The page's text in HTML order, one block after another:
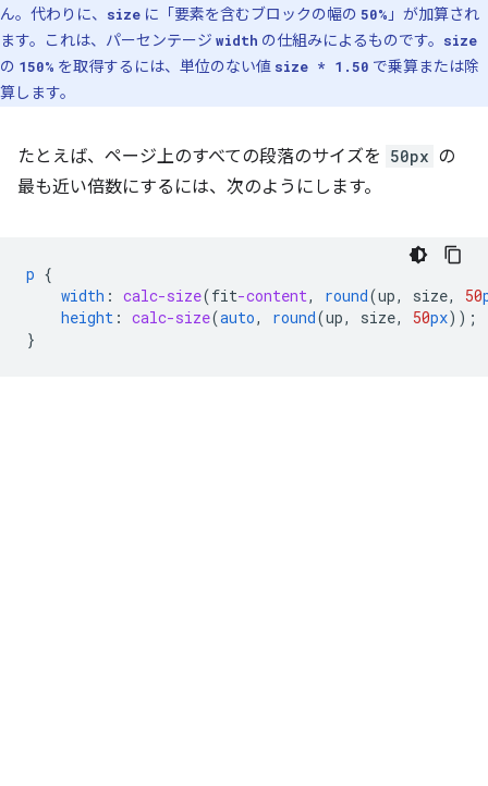
ん。代わりに、
size に「要素を含むブロックの幅の 50% 」が加算され
ます。これは、パーセンテージ width の仕組みによるものです。 size
の 150% を取得するには、単位のない値 size * 1.50 で乗算または除
算します。
たとえば、ページ上のすべての段落のサイズを 50px の
最も近い倍数にするには、次のようにします。
p {
width : calc-size(fit-content, round(up, size, 50
height : calc-size(auto, round(up, size, 50px));
}